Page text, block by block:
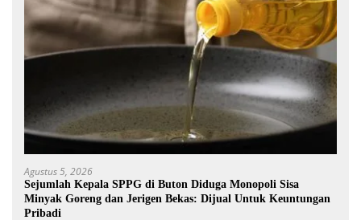
Agustus 5, 2026
Sejumlah Kepala SPPG di Buton Diduga Monopoli Sisa
Minyak Goreng dan Jerigen Bekas: Dijual Untuk Keuntungan
Pribadi